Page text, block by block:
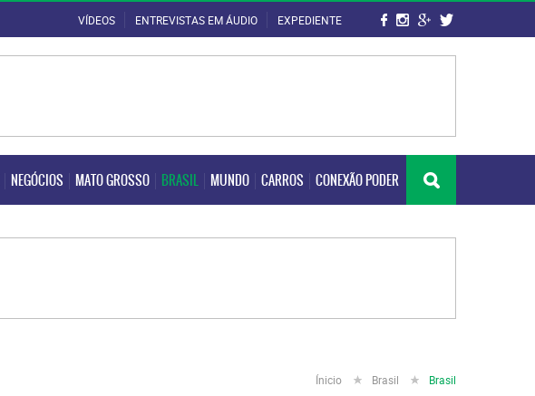
VÍDEOS ENTREVISTAS EM ÁUDIO EXPEDIENTE
NEGÓCIOS MATO GROSSO BRASIL MUNDO CARROS CONEXÃO PODER
MATO GROSSO BRASIL MUNDO CARROS CONEXÃO PODER
Ínicio Brasil Brasil